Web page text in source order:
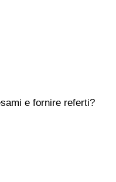
e fornire referti?
(Corrente)